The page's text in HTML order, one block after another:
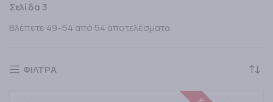
Σελίδα 3
Βλέπετε 49–54 από 54 αποτελέσματα
ΦΙΛΤΡΑ